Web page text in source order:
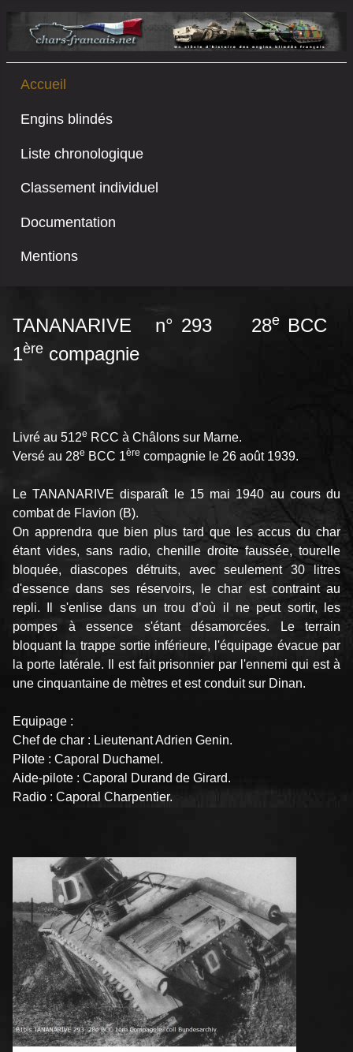
Accueil
Engins blindés
Liste chronologique
Classement individuel
Documentation
Mentions
TANANARIVE n° 293 28e BCC
1ère compagnie
Livré au 512e RCC à Châlons sur Marne.
Versé au 28e BCC 1ère compagnie le 26 août 1939.
Le TANANARIVE disparaît le 15 mai 1940 au cours du
combat de Flavion (B).
On apprendra que bien plus tard que les accus du char
étant vides, sans radio, chenille droite faussée, tourelle
bloquée, diascopes détruits, avec seulement 30 litres
d'essence dans ses réservoirs, le char est contraint au
repli. Il s'enlise dans un trou d’où il ne peut sortir, les
pompes à essence s'étant désamorcées. Le terrain
bloquant la trappe sortie inférieure, l'équipage évacue par
la porte latérale. Il est fait prisonnier par l'ennemi qui est à
une cinquantaine de mètres et est conduit sur Dinan.
Equipage :
Chef de char : Lieutenant Adrien Genin.
Pilote : Caporal Duchamel.
Aide-pilote : Caporal Durand de Girard.
Radio : Caporal Charpentier.